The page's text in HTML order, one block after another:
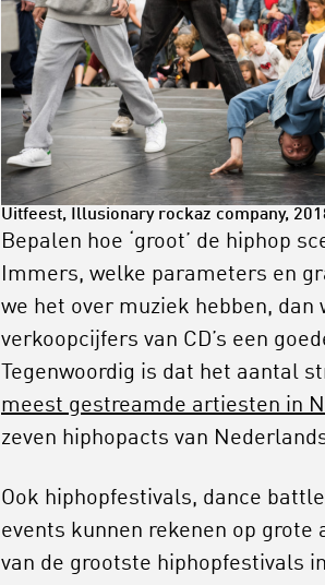
Uitfeest, Illusionary rockaz company,
Bepalen hoe ‘groot’ de hiphop
Immers, welke parameters en
we het over muziek hebben, dan
verkoopcijfers van CD’s een
Tegenwoordig is dat het aantal
meest gestreamde artiesten in
zeven hiphopacts van
Ook hiphopfestivals, dance
events kunnen rekenen op grote
van de grootste hiphopfestivals